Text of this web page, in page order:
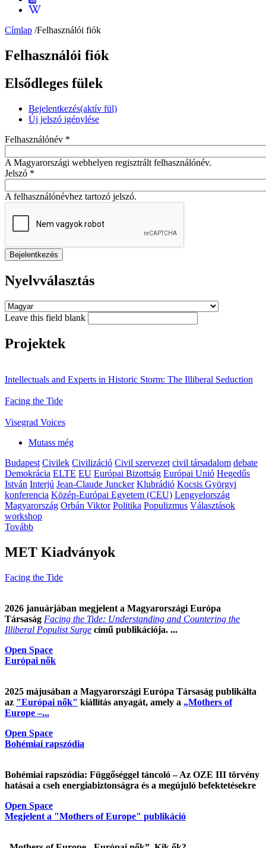
Címlap /Felhasználói fiók
Felhasználói fiók
Elsődleges fülek
Bejelentkezés(aktív fül)
Új jelszó igénylése
Felhasználónév *
A Magyarországi webhelyen regisztrált felhasználónév.
Jelszó *
A felhasználónévhez tartozó jelszó.
Nyelvválasztás
Leave this field blank
Projektek
Intellectuals and Experts in Historic Storm: The Illiberal Seduction
Facing the Tide
Visegrad Voices
Mutass még
Budapest Civilek Civilizáció Civil szervezet civil társadalom debate
Demokrácia ELTE EU Európai Bizottság Európai Unió Hegedűs
István Interjú Jean-Claude Juncker Klubrádió Kocsis Györgyi
konferencia Közép-Európai Egyetem (CEU) Lengyelország
Magyarország Orbán Viktor Politika Populizmus Választások
workshop
Tovább
MET Kiadványok
Facing the Tide
2026 januárjában megjelent a Magyarországi Európa
Társaság Facing the Tide: Understanding and Countering the
Illiberal Populist Surge című publikációja. ...
Open Space
Európai nők
2025 májusában a Magyarországi Európa Társaság publikálta
az "Európai nők" kiállítás anyagát, amely a „Mothers of
Europe –...
Open Space
Bohémiai rapszódia
Bohémiai rapszódia: Függőséggel táncoló – Az OZE III törvény
hatásai a cseh energiabiztonságra és a megújuló befektetésekre
Open Space
Megjelent a "Mothers of Europe" publikáció